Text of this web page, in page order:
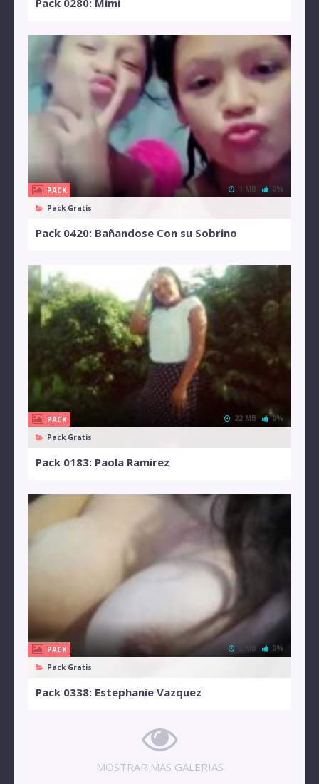
Pack 0280: Mimi
PACK
Pack Gratis
1 MB 0%
Pack 0420: Bañandose Con su Sobrino
PACK
Pack Gratis
22 MB 0%
Pack 0183: Paola Ramirez
PACK
Pack Gratis
2 MB 0%
Pack 0338: Estephanie Vazquez
MOSTRAR MAS GALERIAS